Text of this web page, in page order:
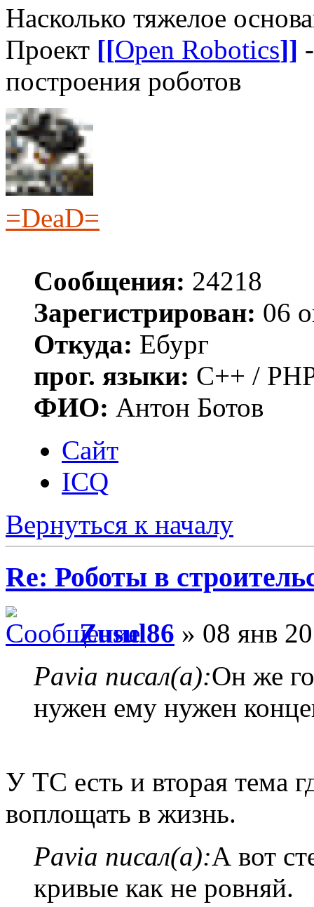
Насколько тяжелое
Проект [[Open Robotics]]
построения роботов
=DeaD=
Сообщения: 24218
Зарегистрирован: 06
Откуда: Ебург
прог. языки: C++ /
ФИО: Антон Ботов
Сайт
ICQ
Вернуться к началу
Re: Роботы в
Zusul86 » 08 янв
Pavia писал(а):Он же
нужен ему нужен
У ТС есть и вторая тема
воплощать в жизнь.
Pavia писал(а):А вот
кривые как не ровняй.